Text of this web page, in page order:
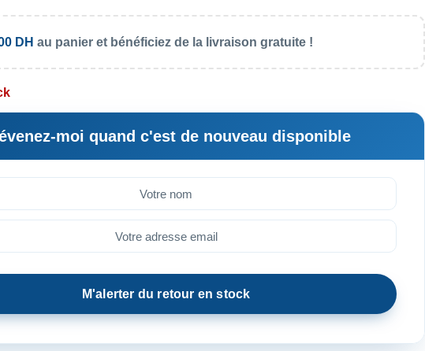
DH au panier et bénéficiez de la livraison gratuite !
moi quand c'est de nouveau disponible